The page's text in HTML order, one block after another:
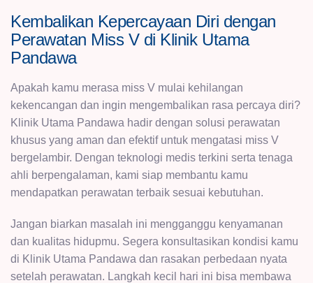
Kembalikan Kepercayaan Diri dengan
Perawatan Miss V di Klinik Utama
Pandawa
Apakah kamu merasa miss V mulai kehilangan
kekencangan dan ingin mengembalikan rasa percaya diri?
Klinik Utama Pandawa hadir dengan solusi perawatan
khusus yang aman dan efektif untuk mengatasi miss V
bergelambir. Dengan teknologi medis terkini serta tenaga
ahli berpengalaman, kami siap membantu kamu
mendapatkan perawatan terbaik sesuai kebutuhan.
Jangan biarkan masalah ini mengganggu kenyamanan
dan kualitas hidupmu. Segera konsultasikan kondisi kamu
di Klinik Utama Pandawa dan rasakan perbedaan nyata
setelah perawatan. Langkah kecil hari ini bisa membawa